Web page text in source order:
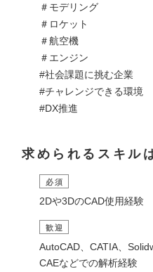
＃モデリング
＃ロケット
＃航空機
＃エンジン
#社会課題に挑む企業
#チャレンジできる環境
#DX推進
求められるスキル
必須
2Dや3DのCAD使用経験
歓迎
AutoCAD、CATIA、
CAEなどでの解析経験